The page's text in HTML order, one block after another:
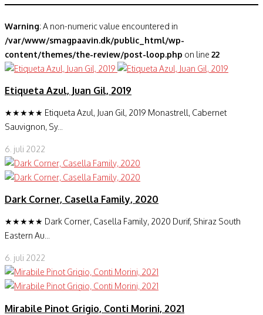
Warning: A non-numeric value encountered in
/var/www/smagpaavin.dk/public_html/wp-
content/themes/the-review/post-loop.php on line 22
Etiqueta Azul, Juan Gil, 2019
★★★★★ Etiqueta Azul, Juan Gil, 2019 Monastrell, Cabernet
Sauvignon, Sy...
6. juli 2022
Dark Corner, Casella Family, 2020
★★★★★ Dark Corner, Casella Family, 2020 Durif, Shiraz South
Eastern Au...
6. juli 2022
Mirabile Pinot Grigio, Conti Morini, 2021